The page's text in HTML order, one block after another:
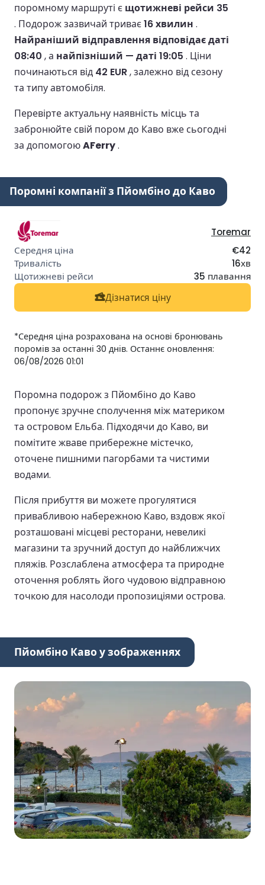
поромному маршруті є щотижневі рейси 35
. Подорож зазвичай триває16 хвилин .
Найраніший відправлення відповідає даті
08:40 , а найпізніший — даті 19:05 . Ціни
починаються від 42 EUR, залежно від сезону
та типу автомобіля.
Перевірте актуальну наявність місць та
забронюйте свій пором до Каво вже сьогодні
за допомогоюAFerry.
Поромні компанії з Пйомбіно до Каво
Toremar
€42
16хв
35 плавання
Дізнатися ціну
*Середня ціна розрахована на основі бронювань
поромів за останні 30 днів. Останнє оновлення:
06/08/2026 01:01
Поромна подорож з Пйомбіно до Каво
пропонує зручне сполучення між материком
та островом Ельба. Підходячи до Каво, ви
помітите жваве прибережне містечко,
оточене пишними пагорбами та чистими
водами.
Після прибуття ви можете прогулятися
привабливою набережною Каво, вздовж якої
розташовані місцеві ресторани, невеликі
магазини та зручний доступ до найближчих
пляжів. Розслаблена атмосфера та природне
оточення роблять його чудовою відправною
точкою для насолоди пропозиціями острова.
Пйомбіно Каво у зображеннях